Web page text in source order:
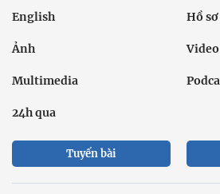
English Hồ sơ
Ảnh Video
Multimedia
24h qua
Tuyến bài